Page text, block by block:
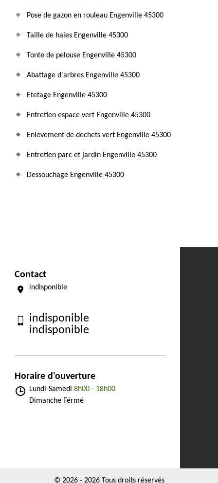
Pose de gazon en rouleau Engenville 45300
Taille de haies Engenville 45300
Tonte de pelouse Engenville 45300
Abattage d'arbres Engenville 45300
Etetage Engenville 45300
Entretien espace vert Engenville 45300
Enlevement de dechets vert Engenville 45300
Entretien parc et jardin Engenville 45300
Dessouchage Engenville 45300
Contact
indisponible
indisponible
indisponible
Horaire d'ouverture
Lundi-Samedi 8h00 - 18h00
Dimanche Férmé
© 2026 - 2026 Tous droits réservés